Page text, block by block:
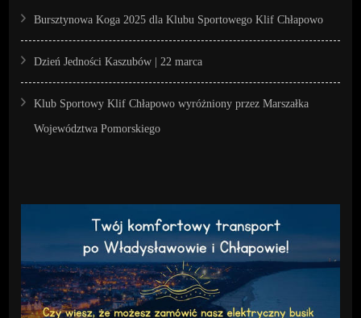
Bursztynowa Koga 2025 dla Klubu Sportowego Klif Chłapowo
Dzień Jedności Kaszubów | 22 marca
Klub Sportowy Klif Chłapowo wyróżniony przez Marszałka
Województwa Pomorskiego